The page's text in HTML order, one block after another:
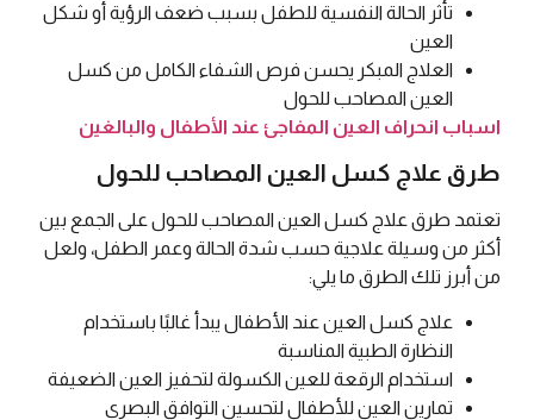
تأثر الحالة النفسية للطفل بسبب ضعف الرؤية أو شكل
العين
العلاج المبكر يحسن فرص الشفاء الكامل من كسل
العين المصاحب للحول
اسباب انحراف العين المفاجئ عند الأطفال والبالغين
طرق علاج كسل العين المصاحب للحول
تعتمد طرق علاج كسل العين المصاحب للحول على الجمع بين
أكثر من وسيلة علاجية حسب شدة الحالة وعمر الطفل، ولعل
من أبرز تلك الطرق ما يلي:
علاج كسل العين عند الأطفال يبدأ غالبًا باستخدام
النظارة الطبية المناسبة
استخدام الرقعة للعين الكسولة لتحفيز العين الضعيفة
تمارين العين للأطفال لتحسين التوافق البصري